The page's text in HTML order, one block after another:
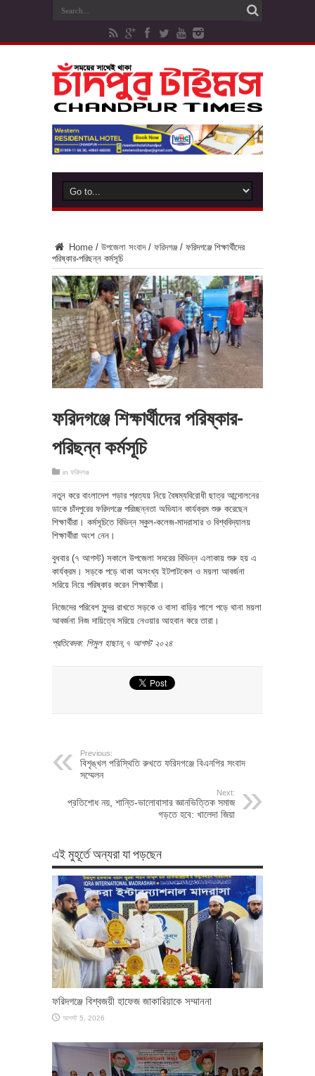
Home / উপজেলা সংবাদ / ফরিদগঞ্জ / ফরিদগঞ্জে শিক্ষার্থীদের
পরিষ্কার-পরিছন্ন কর্মসূচি
ফরিদগঞ্জে শিক্ষার্থীদের পরিষ্কার-
পরিছন্ন কর্মসূচি
in ফরিদগঞ্জ
নতুন করে বাংলাদেশ গড়ার প্রত্যয় নিয়ে বৈষম্যবিরোধী ছাত্র আন্দোলনের
ডাকে চাঁদপুরের ফরিদগঞ্জে পরিচ্ছন্নতা অভিযান কার্যক্রম শুরু করেছেন
শিক্ষার্থীরা। কর্মসূচিতে বিভিন্ন স্কুল-কলেজ-মাদরাসার ও বিশ্ববিদ্যালয়
শিক্ষার্থীরা অংশ নেন।
বুধবার (৭ আগস্ট) সকালে উপজেলা সদরের বিভিন্ন এলাকায় শুরু হয় এ
কার্যক্রম। সড়কে পড়ে থাকা অসংখ্য ইটপাটকেল ও ময়লা আবর্জনা
সরিয়ে নিয়ে পরিষ্কার করেন শিক্ষার্থীরা।
নিজেদের পরিবেশ সুন্দর রাখতে সড়কে ও বাসা বাড়ির পাশে পড়ে থানা ময়লা
আবর্জনা নিজ দায়িত্বে সরিয়ে নেওয়ার আহবান করে তারা।
প্রতিবেদক: শিমুল হাছান,৭ আগস্ট ২০২৪
Previous:
বিশৃঙ্খল পরিস্থিতি রুখতে ফরিদগঞ্জে বিএনপির সংবাদ
সম্মেলন
Next:
প্রতিশোধ নয়, শান্তি-ভালোবাসার জ্ঞানভিত্তিক সমাজ
গড়তে হবে: খালেদা জিয়া
এই মুহূর্তে অন্যরা যা পড়ছেন
ফরিদগঞ্জে বিশ্বজয়ী হাফেজ জাকারিয়াকে সম্মাননা
আগস্ট 5, 2026